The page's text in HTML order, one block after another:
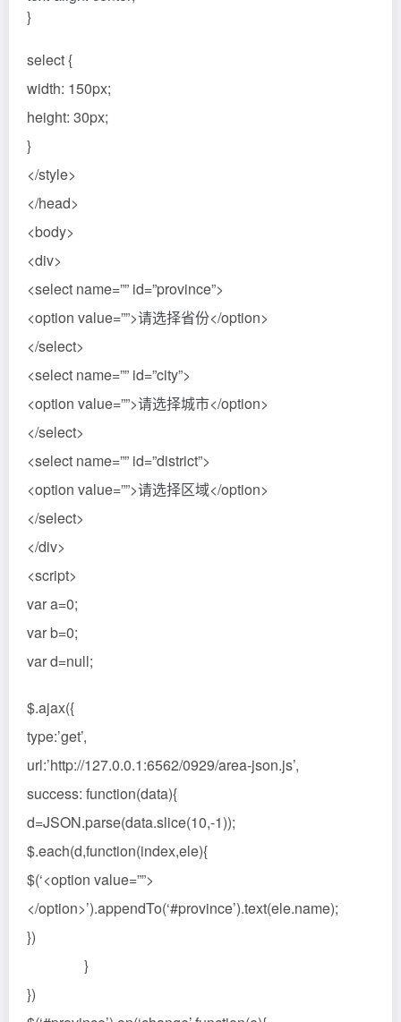
}
select {
width: 150px;
height: 30px;
}
</style>
</head>
<body>
<div>
<select name=”” id=”province”>
<option value=””>请选择省份</option>
</select>
<select name=”” id=”city”>
<option value=””>请选择城市</option>
</select>
<select name=”” id=”district”>
<option value=””>请选择区域</option>
</select>
</div>
<script>
var a=0;
var b=0;
var d=null;
$.ajax({
type:’get’,
url:’http://127.0.0.1:6562/0929/area-json.js’,
success: function(data){
d=JSON.parse(data.slice(10,-1));
$.each(d,function(index,ele){
$(‘<option value=””>
</option>’).appendTo(‘#province’).text(ele.name);
})
}
})